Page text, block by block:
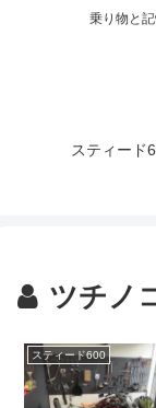
乗り物と
スティード
ツチノ
スティード600